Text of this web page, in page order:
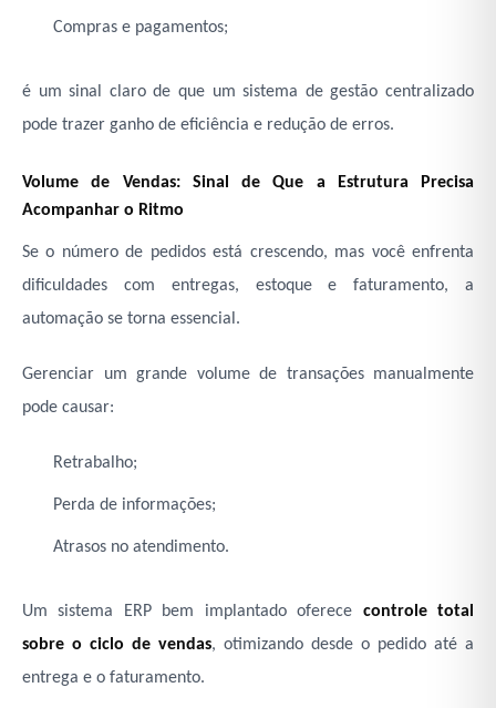
Compras e pagamentos;
é um sinal claro de que um sistema de gestão centralizado
pode trazer ganho de eficiência e redução de erros.
Volume de Vendas: Sinal de Que a Estrutura Precisa
Acompanhar o Ritmo
Se o número de pedidos está crescendo, mas você enfrenta
dificuldades com entregas, estoque e faturamento, a
automação se torna essencial.
Gerenciar um grande volume de transações manualmente
pode causar:
Retrabalho;
Perda de informações;
Atrasos no atendimento.
Um sistema ERP bem implantado oferece controle total
sobre o ciclo de vendas, otimizando desde o pedido até a
entrega e o faturamento.